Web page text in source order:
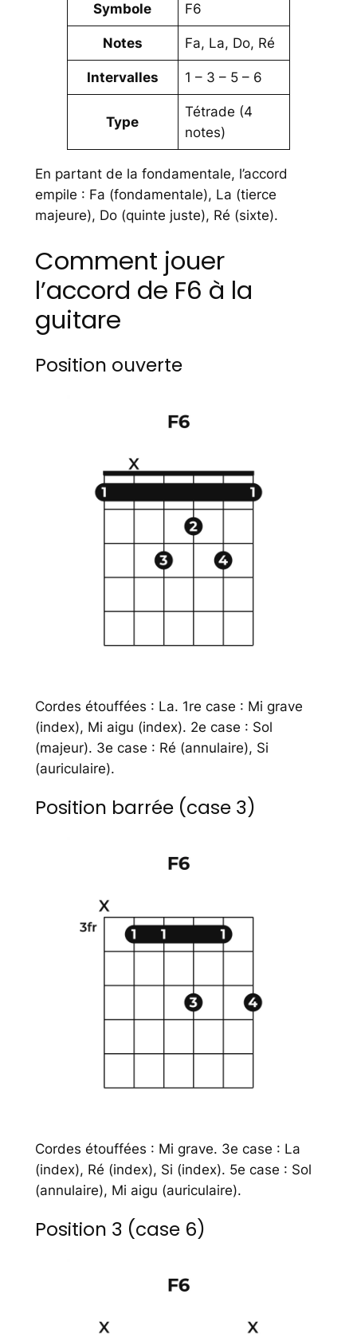
Symbole F6
Notes Fa, La, Do, Ré
Intervalles 1 – 3 – 5 – 6
Type
Tétrade (4
notes)
En partant de la fondamentale, l’accord
empile : Fa (fondamentale), La (tierce
majeure), Do (quinte juste), Ré (sixte).
Comment jouer
l’accord de F6 à la
guitare
Position ouverte
Cordes étouffées : La. 1re case : Mi grave
(index), Mi aigu (index). 2e case : Sol
(majeur). 3e case : Ré (annulaire), Si
(auriculaire).
Position barrée (case 3)
Cordes étouffées : Mi grave. 3e case : La
(index), Ré (index), Si (index). 5e case : Sol
(annulaire), Mi aigu (auriculaire).
Position 3 (case 6)